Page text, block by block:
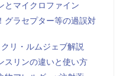
とマイクロファイン
グラセプター等の過誤対
リ・ルムジェブ解説
スリンの違いと使い方